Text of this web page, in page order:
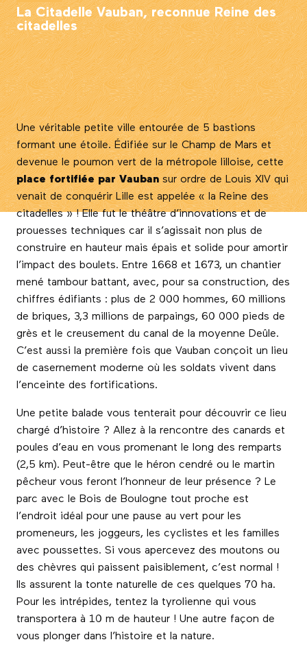
La Citadelle Vauban, reconnue Reine des
citadelles
Une véritable petite ville entourée de 5 bastions
formant une étoile. Édifiée sur le Champ de Mars et
devenue le poumon vert de la métropole lilloise, cette
place fortifiée par Vaubansur ordre de Louis XIV qui
venait de conquérir Lille est appelée « la Reine des
citadelles » ! Elle fut le théâtre d’innovations et de
prouesses techniques car il s’agissait non plus de
construire en hauteur mais épais et solide pour amortir
l’impact des boulets. Entre 1668 et 1673, un chantier
mené tambour battant, avec, pour sa construction, des
chiffres édifiants : plus de 2 000 hommes, 60 millions
de briques, 3,3 millions de parpaings, 60 000 pieds de
grès et le creusement du canal de la moyenne Deûle.
C’est aussi la première fois que Vauban conçoit un lieu
de casernement moderne où les soldats vivent dans
l’enceinte des fortifications.
Une petite balade vous tenterait pour découvrir ce lieu
chargé d’histoire ? Allez à la rencontre des canards et
poules d’eau en vous promenant le long des remparts
(2,5 km). Peut-être que le héron cendré ou le martin
pêcheur vous feront l’honneur de leur présence ? Le
parc avec le Bois de Boulogne tout proche est
l’endroit idéal pour une pause au vert pour les
promeneurs, les joggeurs, les cyclistes et les familles
avec poussettes. Si vous apercevez des moutons ou
des chèvres qui paissent paisiblement, c’est normal !
Ils assurent la tonte naturelle de ces quelques 70 ha.
Pour les intrépides, tentez la tyrolienne qui vous
transportera à 10 m de hauteur ! Une autre façon de
vous plonger dans l’histoire et la nature.